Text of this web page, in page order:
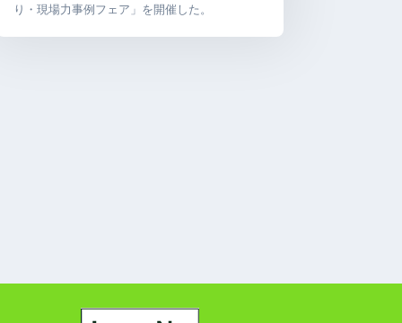
り・現場力事例フェア」を開催した。